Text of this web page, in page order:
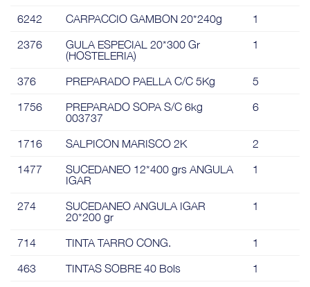
6242 CARPACCIO GAMBON 20*240g 1
2376
GULA ESPECIAL 20*300 Gr
(HOSTELERIA)
1
376 PREPARADO PAELLA C/C 5Kg 5
1756
PREPARADO SOPA S/C 6kg
003737
6
1716 SALPICON MARISCO 2K 2
1477
SUCEDANEO 12*400 grs ANGULA
IGAR
1
274
SUCEDANEO ANGULA IGAR
20*200 gr
1
714 TINTA TARRO CONG. 1
463 TINTAS SOBRE 40 Bols 1